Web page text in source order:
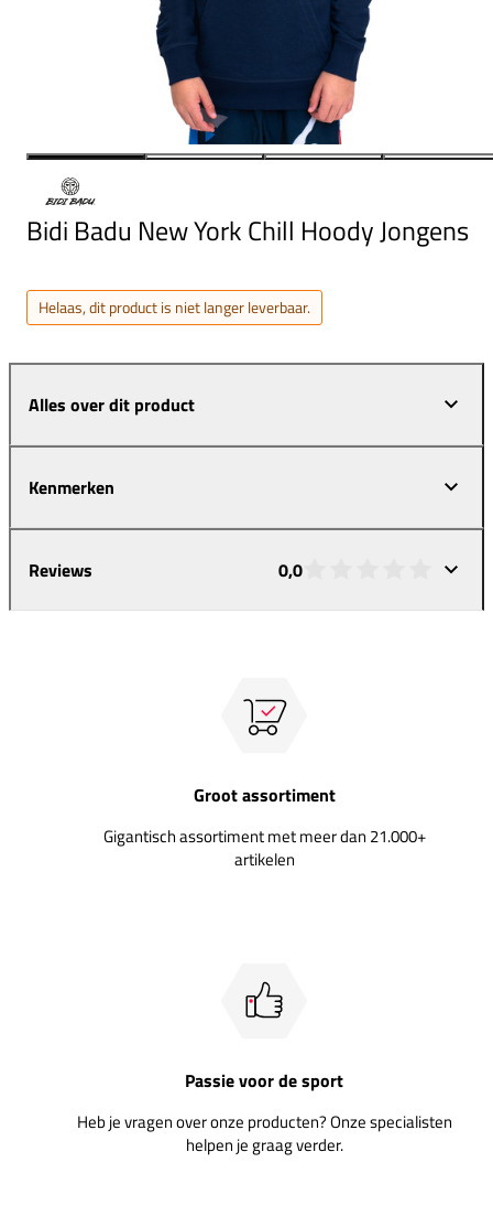
Bidi Badu New York Chill Hoody Jongens
Helaas, dit product is niet langer leverbaar.
Alles over dit product
Kenmerken
Reviews 0,0
Groot assortiment
Gigantisch assortiment met meer dan 21.000+
artikelen
Passie voor de sport
Heb je vragen over onze producten? Onze specialisten
helpen je graag verder.